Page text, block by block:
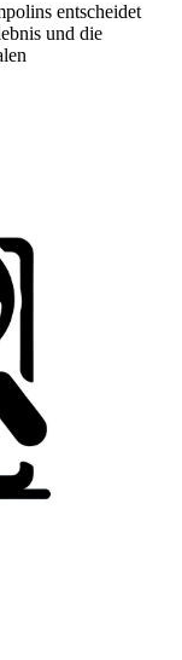
entscheidet
und die